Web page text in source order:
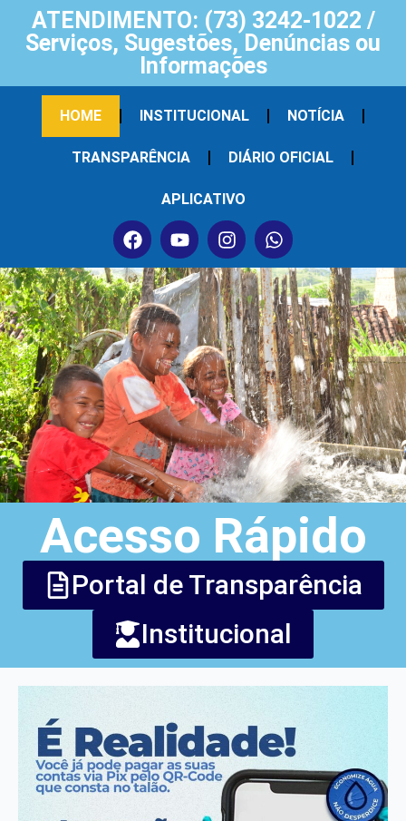
ATENDIMENTO: (73) 3242-1022 /
Serviços, Sugestões, Denúncias ou
Informações
HOME INSTITUCIONAL NOTÍCIA
TRANSPARÊNCIA DIÁRIO OFICIAL
APLICATIVO
Acesso Rápido
Portal de Transparência
Institucional